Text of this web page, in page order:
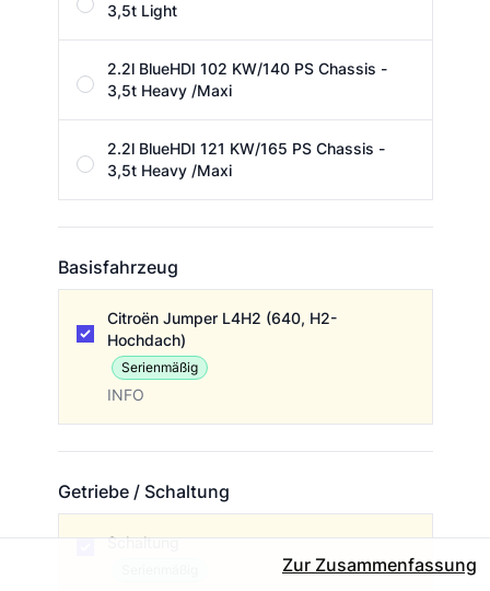
3,5t Light
2.2l BlueHDI 102 KW/140 PS Chassis -
3,5t Heavy /Maxi
2.2l BlueHDI 121 KW/165 PS Chassis -
3,5t Heavy /Maxi
Basisfahrzeug
Citroën Jumper L4H2 (640, H2-
Hochdach)
Serienmäßig
INFO
Getriebe / Schaltung
Schaltung
Zur Zusammenfassung